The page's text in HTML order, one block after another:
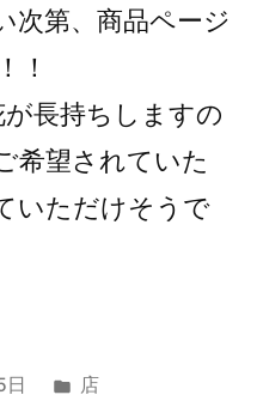
次第、商品ページ
！
長持ちしますの
希望されていた
いただけそうで
カ
店